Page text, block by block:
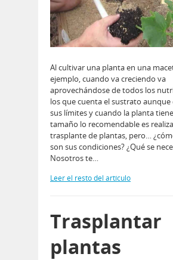
Al cultivar una planta en una
ejemplo, cuando va creciendo va
aprovechándose de todos los
los que cuenta el sustrato aunque
sus límites y cuando la planta
tamaño lo recomendable es
trasplante de plantas, pero…
son sus condiciones? ¿Qué se
Nosotros te…
Leer el resto del artículo
Trasplantar
plantas